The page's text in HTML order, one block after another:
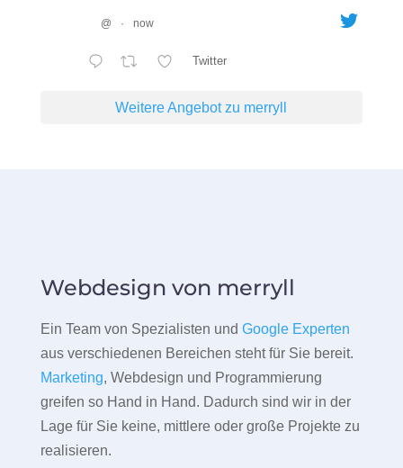
@ · now
Twitter
Weitere Angebot zu merryll
Webdesign von merryll
Ein Team von Spezialisten und Google Experten
aus verschiedenen Bereichen steht für Sie bereit.
Marketing, Webdesign und Programmierung
greifen so Hand in Hand. Dadurch sind wir in der
Lage für Sie keine, mittlere oder große Projekte zu
realisieren.